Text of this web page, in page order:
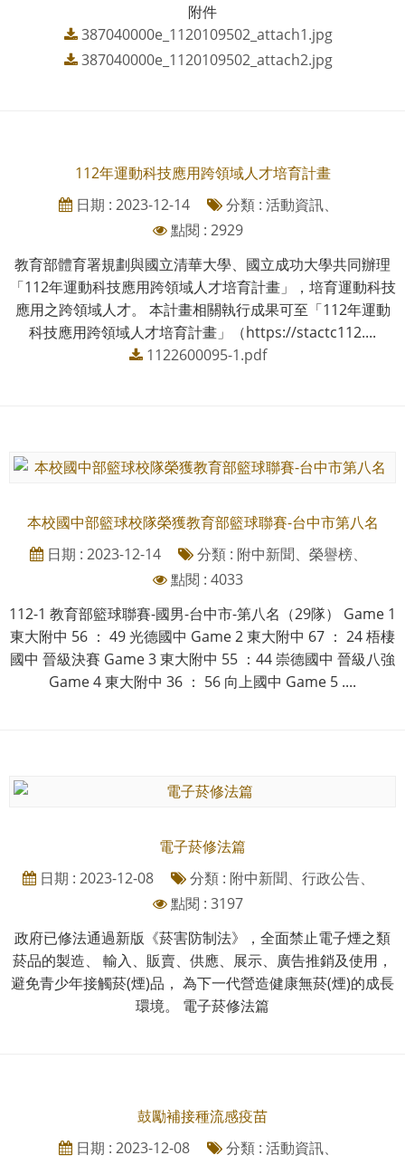
附件
387040000e_1120109502_attach1.jpg
387040000e_1120109502_attach2.jpg
112年運動科技應用跨領域人才培育計畫
日期 : 2023-12-14
分類 : 活動資訊、
點閱 : 2929
教育部體育署規劃與國立清華大學、國立成功大學共同辦理
「112年運動科技應用跨領域人才培育計畫」，培育運動科技
應用之跨領域人才。 本計畫相關執行成果可至「112年運動
科技應用跨領域人才培育計畫」（https://stactc112....
1122600095-1.pdf
本校國中部籃球校隊榮獲教育部籃球聯賽-台中市第八名
日期 : 2023-12-14
分類 : 附中新聞、榮譽榜、
點閱 : 4033
112-1 教育部籃球聯賽-國男-台中市-第八名（29隊） Game 1
東大附中 56 ： 49 光德國中 Game 2 東大附中 67 ： 24 梧棲
國中 晉級決賽 Game 3 東大附中 55 ：44 崇德國中 晉級八強
Game 4 東大附中 36 ： 56 向上國中 Game 5 ....
電子菸修法篇
日期 : 2023-12-08
分類 : 附中新聞、行政公告、
點閱 : 3197
政府已修法通過新版《菸害防制法》，全面禁止電子煙之類
菸品的製造、 輸入、販賣、供應、展示、廣告推銷及使用，
避免青少年接觸菸(煙)品， 為下一代營造健康無菸(煙)的成長
環境。 電子菸修法篇
鼓勵補接種流感疫苗
日期 : 2023-12-08
分類 : 活動資訊、